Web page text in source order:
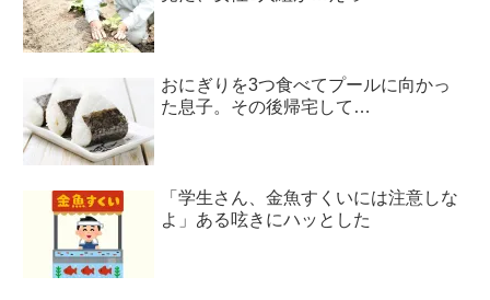
おにぎりを3つ食べてプールに向かっ
た息子。その後帰宅して…
「学生さん、金魚すくいには注意しな
よ」ある呟きにハッとした